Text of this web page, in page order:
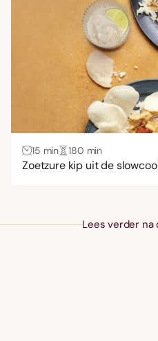
15 min 180 min
Zoetzure kip uit de
Lees verder